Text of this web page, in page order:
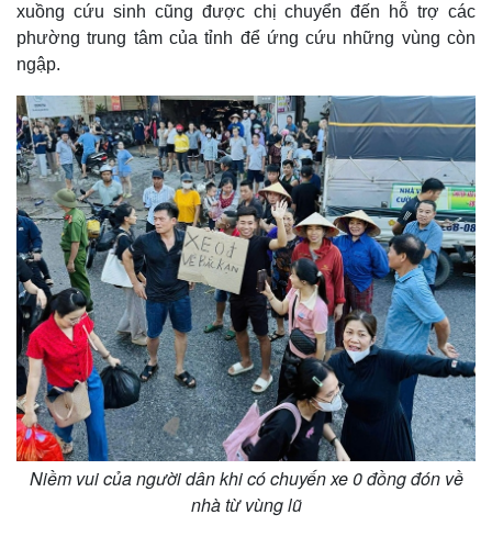
Multimedia
xuồng cứu sinh cũng được chị chuyển đến hỗ trợ các
phường trung tâm của tỉnh để ứng cứu những vùng còn
ngập.
Niềm vui của người dân khi có chuyến xe 0 đồng đón về
nhà từ vùng lũ